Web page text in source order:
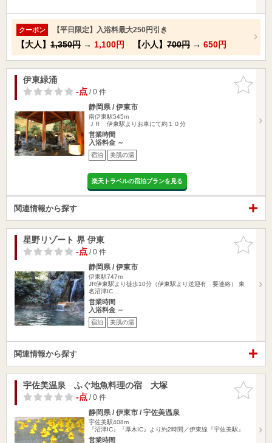
クーポン 【平日限定】入浴料最大250円引き
【大人】 1,350円 → 1,100円 【小人】 700円 → 650円
お気に入
りに追加
伊東緑涌
-点/ 0 件
静岡県 / 伊東市
南伊東駅545m
ＪＲ 伊東駅よりお車にて約１０分
営業時間
入浴料金 ～
宿泊 美肌の湯
楽天トラベルの宿泊プランを見る
関連情報から探す
お気に入
りに追加
星野リゾート 界 伊東
-点/ 0 件
静岡県 / 伊東市
伊東駅747m
JR伊東駅より徒歩10分（伊東駅より送迎有 要連絡） 東
名沼津IC…
営業時間
入浴料金 ～
宿泊 美肌の湯
関連情報から探す
お気に入
りに追加
宇佐美温泉 ふぐ地魚料理の宿 大塚
-点/ 0 件
静岡県 / 伊東市 / 宇佐美温泉
宇佐美駅408m
『沼津IC』『厚木IC』より約2時間／伊東線『宇佐美駅』
営業時間